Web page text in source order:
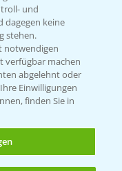
und
dagegen keine
stehen.
notwendigen
verfügbar machen
abgelehnt oder
Einwilligungen
finden Sie in